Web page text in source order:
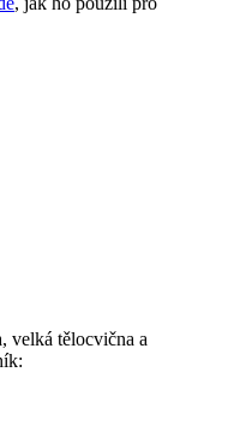
velká tělocvična a